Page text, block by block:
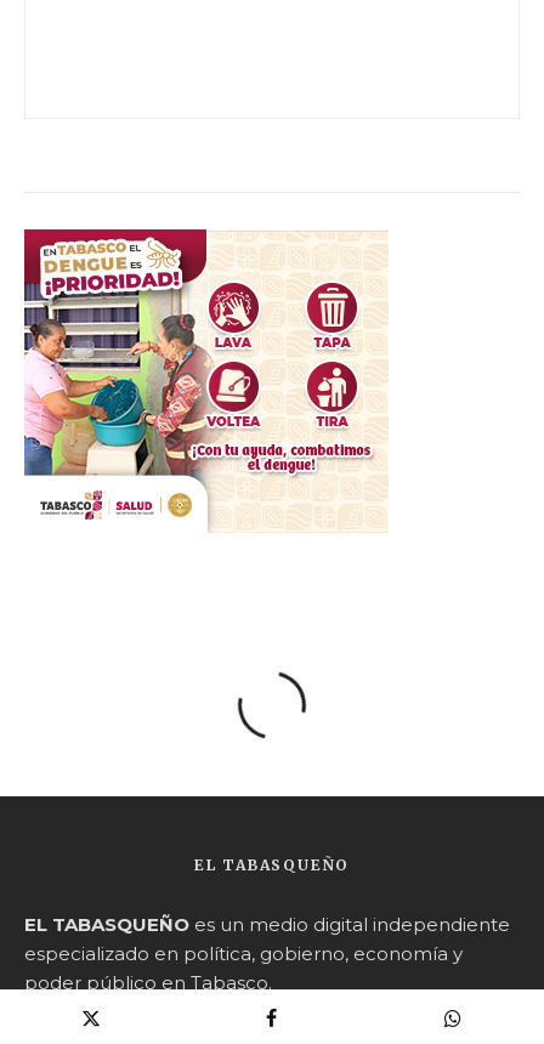
EL TABASQUEÑO
EL TABASQUEÑO es un medio digital independiente
especializado en política, gobierno, economía y
poder público en Tabasco.